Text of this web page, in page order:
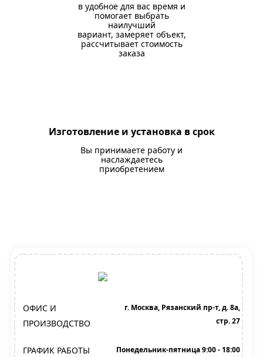
в удобное для вас время и
помогает выбрать
наилучший
вариант, замеряет объект,
рассчитывает стоимость
заказа
Изготовление и установка в срок
Вы принимаете работу и
наслаждаетесь
приобретением
ОФИС И
ПРОИЗВОДСТВО
г. Москва, Рязанский пр-т, д. 8а,
стр. 27
ГРАФИК РАБОТЫ Понедельник-пятница 9:00 - 18:00